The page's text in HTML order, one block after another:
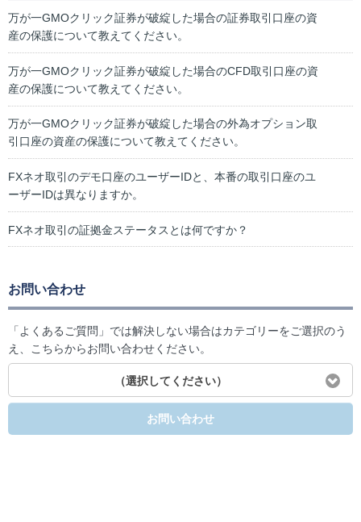
万が一GMOクリック証券が破綻した場合の証券取引口座の資
産の保護について教えてください。
万が一GMOクリック証券が破綻した場合のCFD取引口座の資
産の保護について教えてください。
万が一GMOクリック証券が破綻した場合の外為オプション取
引口座の資産の保護について教えてください。
FXネオ取引のデモ口座のユーザーIDと、本番の取引口座のユ
ーザーIDは異なりますか。
FXネオ取引の証拠金ステータスとは何ですか？
お問い合わせ
「よくあるご質問」では解決しない場合はカテゴリーをご選択のう
え、こちらからお問い合わせください。
（選択してください）
お問い合わせ